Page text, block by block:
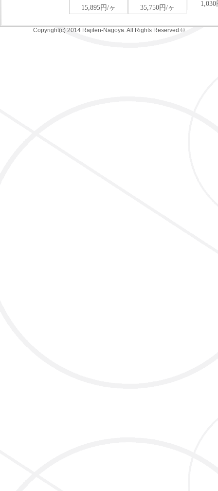
Copyright(c) 2014 Rajiten-Nagoya. All Rights Reserved.©